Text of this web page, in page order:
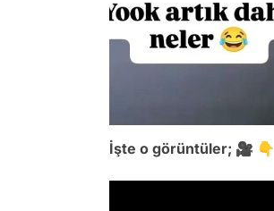
İşte o görüntüler; 🎥 👇